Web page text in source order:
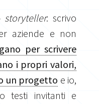
storyteller: scrivo
aziende e non
per scrivere
i propri valori,
un progetto e io,
testi invitanti e